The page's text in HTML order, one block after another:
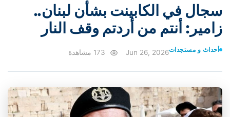
سجال في الكابينت بشأن لبنان..
زامير: أنتم من أردتم وقف النار
أحداث و مستجداتJun 26, 2026